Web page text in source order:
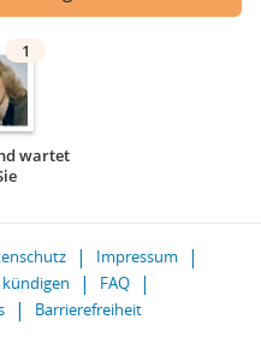
1
wartet
Impressum
FAQ
Barrierefreiheit